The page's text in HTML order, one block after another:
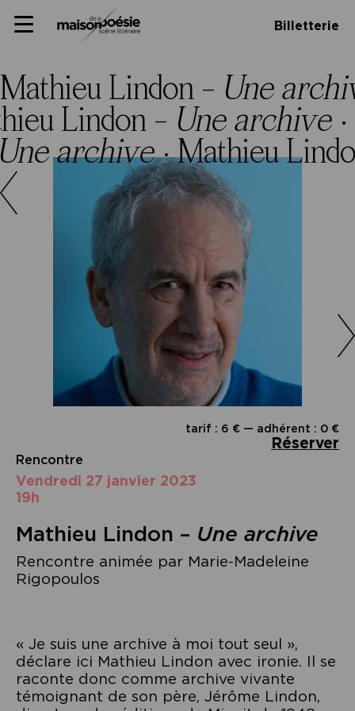
Panneau de gestion des cookies
to
Primary
Billetterie
Mathieu Lindon – Une
Lindon – Une archive ·
archive·Mathieu
tarif : 6 € — adhérent : 0 €
Réserver
Rencontre
vendredi 27 janvier 2023
19h
Mathieu Lindon – Une archive
Rencontre animée par Marie-Madeleine
Rigopoulos
« Je suis une archive à moi tout seul »,
déclare ici Mathieu Lindon avec ironie. Il se
raconte donc comme archive vivante
témoignant de son père, Jérôme Lindon,